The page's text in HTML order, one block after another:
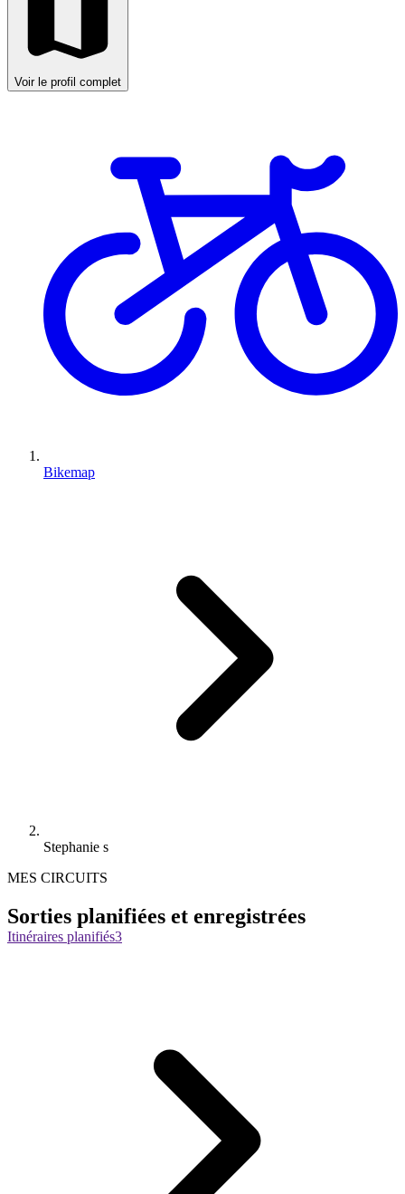
Voir le profil complet
Bikemap
Stephanie s
MES CIRCUITS
Sorties planifiées et enregistrées
Itinéraires planifiés3